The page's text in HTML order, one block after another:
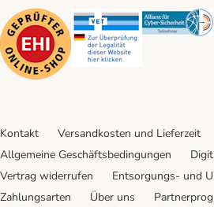
Security Security
Kontakt Versandkosten und Lieferzeit
Allgemeine Geschäftsbedingungen
Vertrag widerrufen
Entsorgungs- und
Zahlungsarten
Über uns